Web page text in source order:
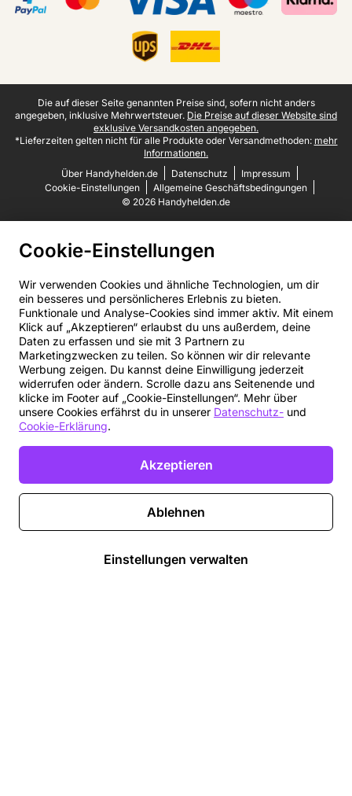
Juristische Fußzeile
Die auf dieser Seite genannten Preise sind, sofern nicht anders
angegeben, inklusive Mehrwertsteuer. Die Preise auf dieser Website sind
exklusive Versandkosten angegeben.
*Lieferzeiten gelten nicht für alle Produkte oder Versandmethoden: mehr
Informationen.
Über Handyhelden.de
Datenschutz
Impressum
Cookie-Einstellungen
Allgemeine Geschäftsbedingungen
© 2026 Handyhelden.de
Cookie-Einstellungen
Wir verwenden Cookies und ähnliche Technologien, um dir
ein besseres und persönlicheres Erlebnis zu bieten.
Funktionale und Analyse-Cookies sind immer aktiv. Mit einem
Klick auf „Akzeptieren“ erlaubst du uns außerdem, deine
Daten zu erfassen und sie mit 3 Partnern zu
Marketingzwecken zu teilen. So können wir dir relevante
Werbung zeigen. Du kannst deine Einwilligung jederzeit
widerrufen oder ändern. Scrolle dazu ans Seitenende und
klicke im Footer auf „Cookie-Einstellungen“. Mehr über
unsere Cookies erfährst du in unserer Datenschutz- und
Cookie-Erklärung.
Akzeptieren
Ablehnen
Einstellungen verwalten